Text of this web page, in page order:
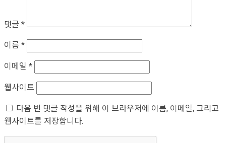
댓글 *
이름 *
이메일 *
웹사이트
다음 번 댓글 작성을 위해 이 브라우저에 이름, 이메일, 그리고
웹사이트를 저장합니다.